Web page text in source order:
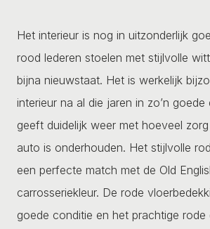
Het interieur is nog in uitzonderlijk
rood lederen stoelen met stijlvolle
bijna nieuwstaat. Het is werkelijk
interieur na al die jaren in zo’n
geeft duidelijk weer met hoeveel
auto is onderhouden. Het stijlvolle
een perfecte match met de Old
carrosseriekleur. De rode
goede conditie en het prachtige rode